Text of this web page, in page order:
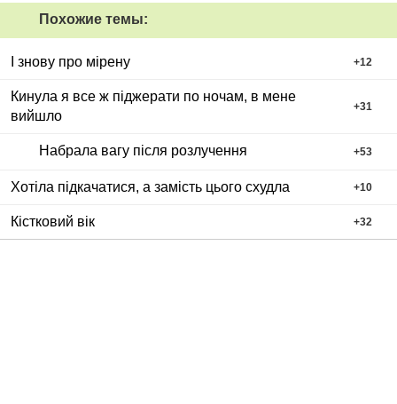
Похожие темы:
І знову про мірену +12
Кинула я все ж піджерати по ночам, в мене
вийшло
+31
Набрала вагу після розлучення +53
Хотіла підкачатися, а замість цього схудла +10
Кістковий вік +32